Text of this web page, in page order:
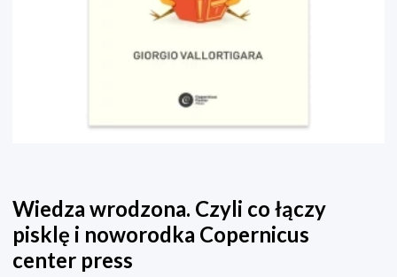
Wiedza wrodzona. Czyli co łączy
pisklę i noworodka Copernicus
center press